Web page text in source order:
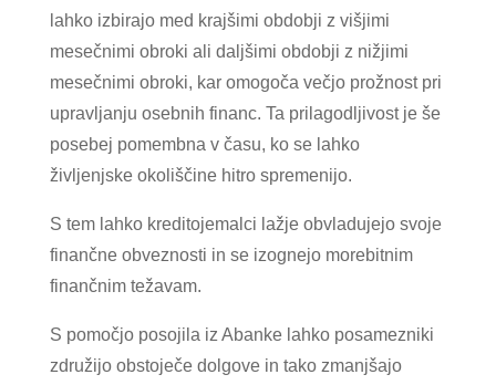
lahko izbirajo med krajšimi obdobji z višjimi
mesečnimi obroki ali daljšimi obdobji z nižjimi
mesečnimi obroki, kar omogoča večjo prožnost pri
upravljanju osebnih financ. Ta prilagodljivost je še
posebej pomembna v času, ko se lahko
življenjske okoliščine hitro spremenijo.
S tem lahko kreditojemalci lažje obvladujejo svoje
finančne obveznosti in se izognejo morebitnim
finančnim težavam.
S pomočjo posojila iz Abanke lahko posamezniki
združijo obstoječe dolgove in tako zmanjšajo